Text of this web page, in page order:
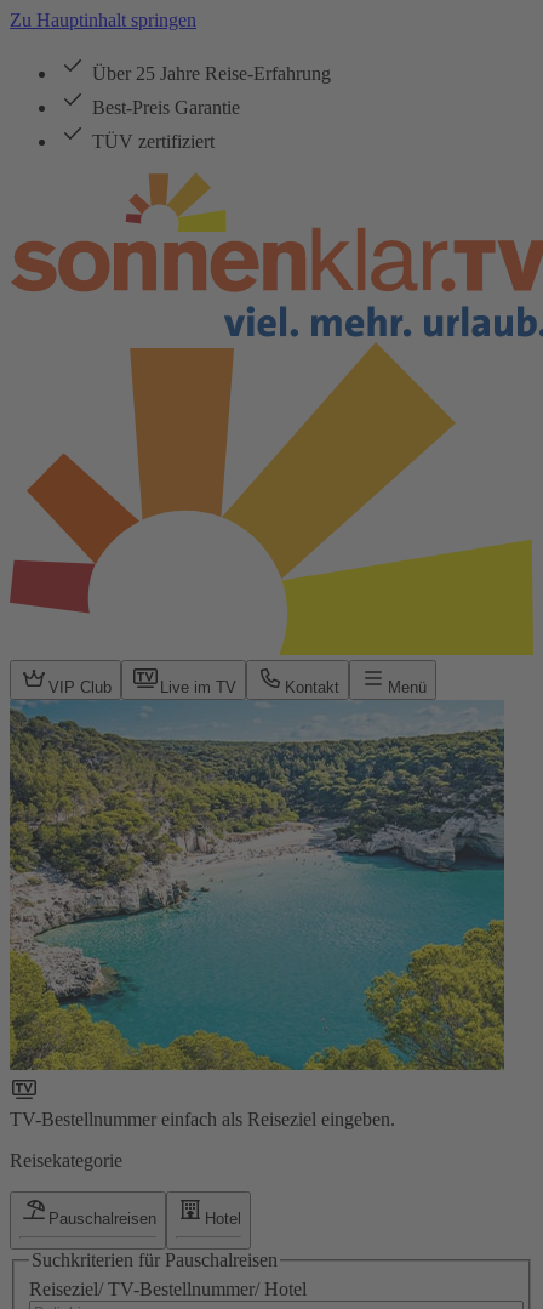
Zu Hauptinhalt springen
Über 25 Jahre Reise-Erfahrung
Best-Preis Garantie
TÜV zertifiziert
VIP Club Live im TV Kontakt Menü
TV-Bestellnummer einfach als Reiseziel eingeben.
Reisekategorie
Pauschalreisen Hotel
Suchkriterien für Pauschalreisen
Reiseziel/ TV-Bestellnummer/ Hotel